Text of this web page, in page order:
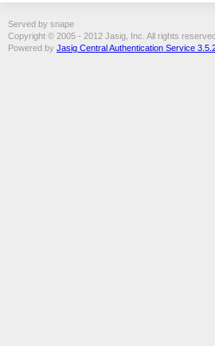
Served by snape
Copyright © 2005 - 2012 Jasig, Inc. All rights
Powered by Jasig Central Authentication Service